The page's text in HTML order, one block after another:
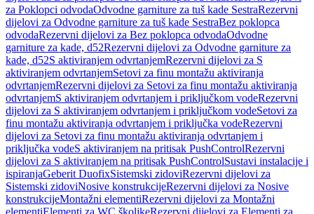
za Poklopci odvodaOdvodne garniture za tuš kade SestraRezervni
dijelovi za Odvodne garniture za tuš kade SestraBez poklopca
odvodaRezervni dijelovi za Bez poklopca odvodaOdvodne
garniture za kade, d52Rezervni dijelovi za Odvodne garniture za
kade, d52S aktiviranjem odvrtanjemRezervni dijelovi za S
aktiviranjem odvrtanjemSetovi za finu montažu aktiviranja
odvrtanjemRezervni dijelovi za Setovi za finu montažu aktiviranja
odvrtanjemS aktiviranjem odvrtanjem i priključkom vodeRezervni
dijelovi za S aktiviranjem odvrtanjem i priključkom vodeSetovi za
finu montažu aktiviranja odvrtanjem i priključka vodeRezervni
dijelovi za Setovi za finu montažu aktiviranja odvrtanjem i
priključka vodeS aktiviranjem na pritisak PushControlRezervni
dijelovi za S aktiviranjem na pritisak PushControlSustavi instalacije i
ispiranjaGeberit DuofixSistemski zidoviRezervni dijelovi za
Sistemski zidoviNosive konstrukcijeRezervni dijelovi za Nosive
konstrukcijeMontažni elementiRezervni dijelovi za Montažni
elementiElementi za WC školjkeRezervni dijelovi za Elementi za